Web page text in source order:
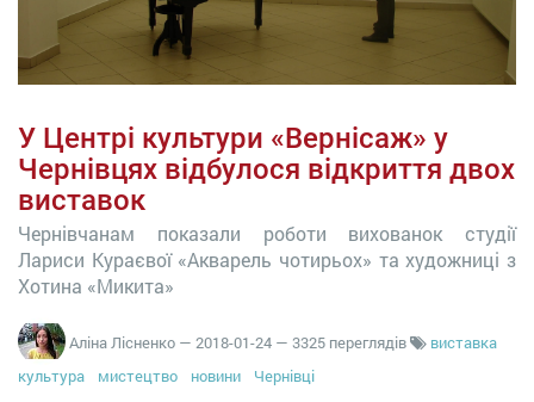
У Центрі культури «Вернісаж» у
Чернівцях відбулося відкриття двох
виставок
Чернівчанам показали роботи вихованок студії
Лариси Кураєвої «Акварель чотирьох» та художниці з
Хотина «Микита»
Аліна Лісненко — 2018-01-24 — 3325 переглядів
виставка
культура
мистецтво новини Чернівці